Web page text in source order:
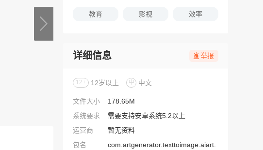
教育 影视 效率
详细信息 举报
12+ 12岁以上 中 中文
文件大小
178.65M
系统要求
需要支持安卓系统5.2以上
运营商
暂无资料
包名
com.artgenerator.texttoimage.aiart.